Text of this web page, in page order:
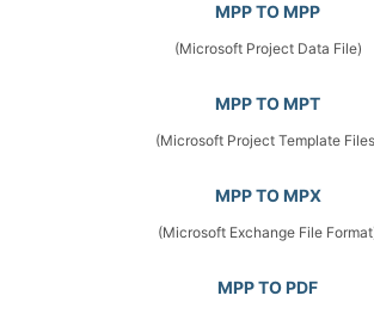
MPP TO MPP
(Microsoft Project Data File)
MPP TO MPT
(Microsoft Project Template
MPP TO MPX
(Microsoft Exchange File
MPP TO PDF